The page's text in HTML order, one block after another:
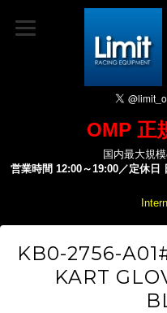
OMP 正
国内最大規
営業時間 12:00～19:00／定休
KB0-2756-
KART